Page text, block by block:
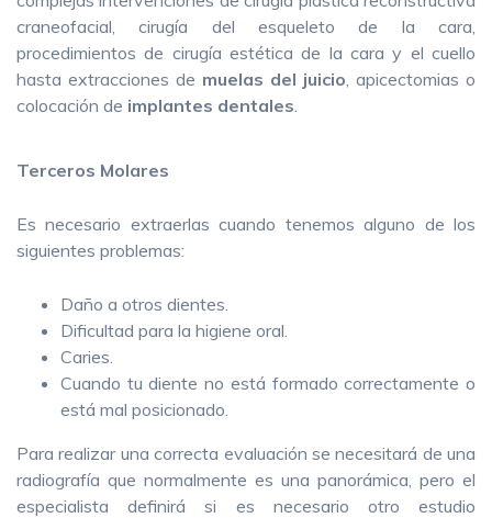
craneofacial, cirugía del esqueleto de la cara,
procedimientos de cirugía estética de la cara y el cuello
hasta extracciones de muelas del juicio , apicectomias o
colocación de implantes dentales
Terceros Molares
Es necesario extraerlas cuando tenemos alguno de los
siguientes problemas:
Daño a otros dientes.
Dificultad para la higiene oral.
Caries.
Cuando tu diente no está formado correctamente o
está mal posicionado.
Para realizar una correcta evaluación se necesitará de una
radiografía que normalmente es una panorámica, pero el
especialista definirá si es necesario otro estudio